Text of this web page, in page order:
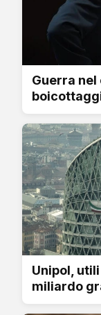
Guerra
Unipol,
miliardo